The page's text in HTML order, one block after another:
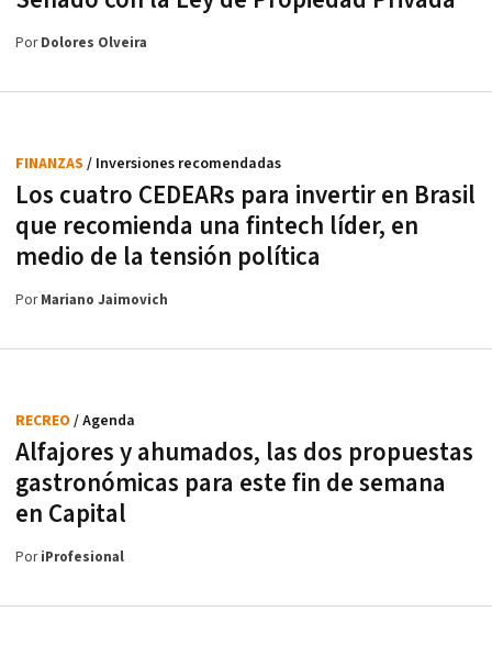
PorDolores Olveira
Los cuatro CEDEARs para invertir en Brasil
que recomienda una fintech líder, en
medio de la tensión política
FINANZAS / Inversiones recomendadas
PorMariano Jaimovich
Alfajores y ahumados, las dos propuestas
gastronómicas para este fin de semana
en Capital
RECREO / Agenda
PoriProfesional